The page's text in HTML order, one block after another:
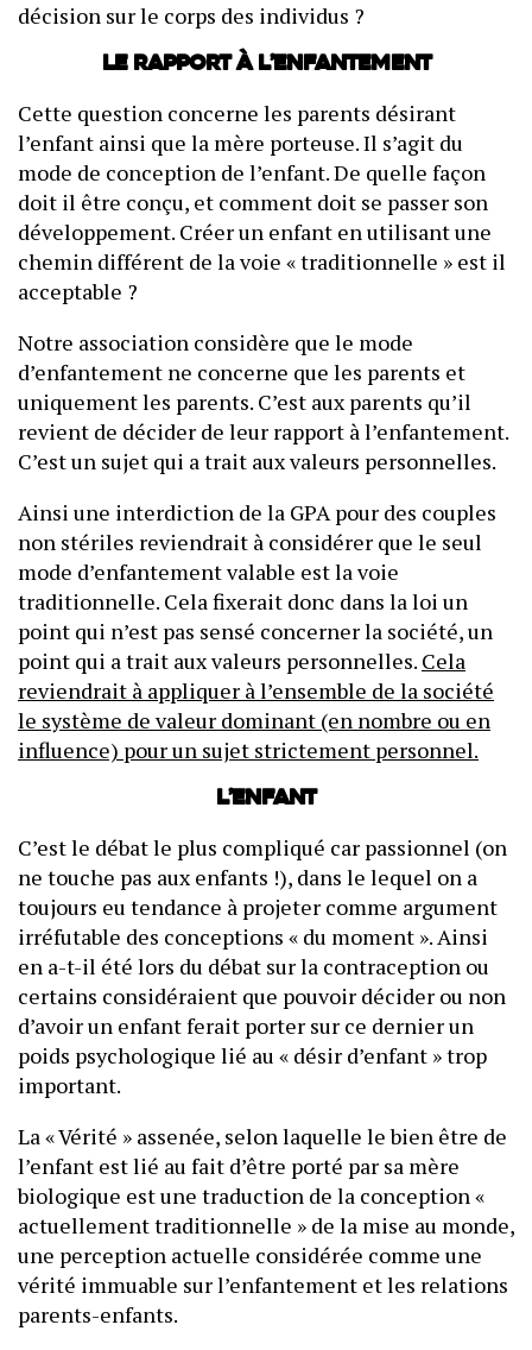
décision sur le corps des individus ?
Le rapport à l’enfantement
Cette question concerne les parents désirant
l’enfant ainsi que la mère porteuse. Il s’agit du
mode de conception de l’enfant. De quelle façon
doit il être conçu, et comment doit se passer son
développement. Créer un enfant en utilisant une
chemin différent de la voie « traditionnelle » est il
acceptable ?
Notre association considère que le mode
d’enfantement ne concerne que les parents et
uniquement les parents. C’est aux parents qu’il
revient de décider de leur rapport à l’enfantement.
C’est un sujet qui a trait aux valeurs personnelles.
Ainsi une interdiction de la GPA pour des couples
non stériles reviendrait à considérer que le seul
mode d’enfantement valable est la voie
traditionnelle. Cela fixerait donc dans la loi un
point qui n’est pas sensé concerner la société, un
point qui a trait aux valeurs personnelles. Cela
reviendrait à appliquer à l’ensemble de la société
le système de valeur dominant (en nombre ou en
influence) pour un sujet strictement personnel.
L’enfant
C’est le débat le plus compliqué car passionnel (on
ne touche pas aux enfants !), dans le lequel on a
toujours eu tendance à projeter comme argument
irréfutable des conceptions « du moment ». Ainsi
en a-t-il été lors du débat sur la contraception ou
certains considéraient que pouvoir décider ou non
d’avoir un enfant ferait porter sur ce dernier un
poids psychologique lié au « désir d’enfant » trop
important.
La « Vérité » assenée, selon laquelle le bien être de
l’enfant est lié au fait d’être porté par sa mère
biologique est une traduction de la conception «
actuellement traditionnelle » de la mise au monde,
une perception actuelle considérée comme une
vérité immuable sur l’enfantement et les relations
parents-enfants.